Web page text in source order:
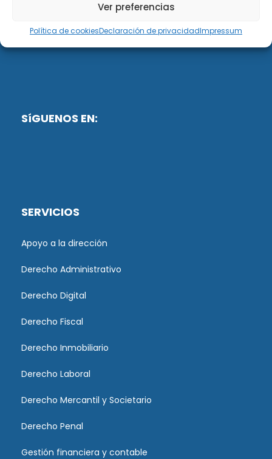
Ver preferencias
Política de cookiesDeclaración de privacidadImpressum
SíGUENOS EN:
SERVICIOS
Apoyo a la dirección
Derecho Administrativo
Derecho Digital
Derecho Fiscal
Derecho Inmobiliario
Derecho Laboral
Derecho Mercantil y Societario
Derecho Penal
Gestión financiera y contable